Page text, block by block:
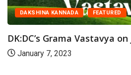
DAKSHINA KANNADA FEATURED
DK:DC’s Grama Vastavya on
January 7, 2023